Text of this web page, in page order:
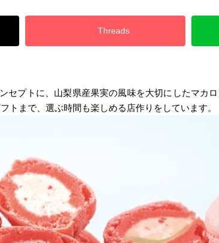
Threads
ンセプトに、山梨県産果実の風味を大切にしたマカ
トまで、選ぶ時間も楽しめる店作りをしています。